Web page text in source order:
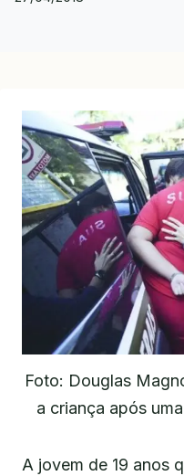
Foto: Douglas
a criança após
A jovem de 19 anos